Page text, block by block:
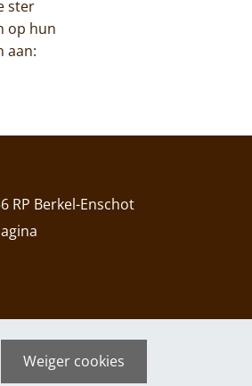
Weiger cookies
ster
op hun
aan:
RP Berkel-Enschot